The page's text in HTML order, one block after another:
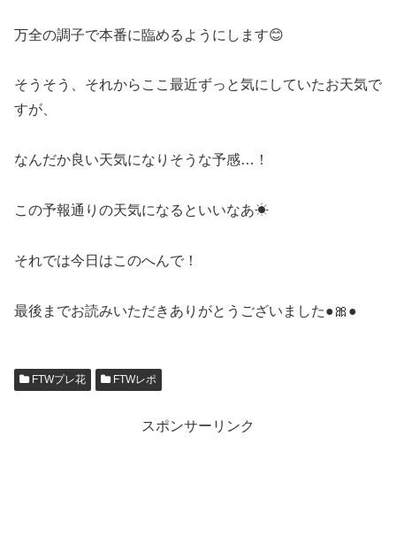
万全の調子で本番に臨めるようにします😊
そうそう、それからここ最近ずっと気にしていたお天気で
すが、
なんだか良い天気になりそうな予感…！
この予報通りの天気になるといいなあ☀
それでは今日はこのへんで！
最後までお読みいただきありがとうございました●🎀●
FTWプレ花 FTWレポ
スポンサーリンク